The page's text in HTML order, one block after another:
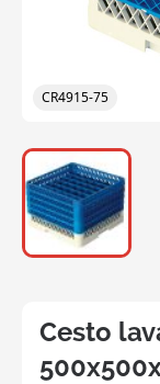
CR4915-75
Cesto